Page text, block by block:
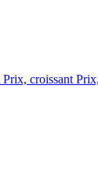
Prix, croissant